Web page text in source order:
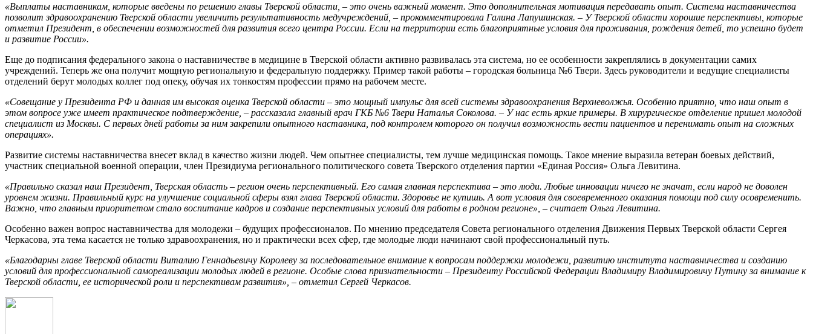
«Выплаты наставникам, которые введены по решению главы Тверской области, – это очень важный момент. Это дополнительная мотивация передавать опыт. Система наставничества
позволит здравоохранению Тверской области увеличить результативность медучреждений, – прокомментировала Галина Лапушинская. – У Тверской области хорошие перспективы, которые
отметил Президент, в обеспечении возможностей для развития всего центра России. Если на территории есть благоприятные условия для проживания, рождения детей, то успешно будет
и развитие России».
Еще до подписания федерального закона о наставничестве в медицине в Тверской области активно развивалась эта система, но ее особенности закреплялись в документации самих
учреждений. Теперь же она получит мощную региональную и федеральную поддержку. Пример такой работы – городская больница №6 Твери. Здесь руководители и ведущие специалисты
отделений берут молодых коллег под опеку, обучая их тонкостям профессии прямо на рабочем месте.
«Совещание у Президента РФ и данная им высокая оценка Тверской области – это мощный импульс для всей системы здравоохранения Верхневолжья. Особенно приятно, что наш опыт в
этом вопросе уже имеет практическое подтверждение, – рассказала главный врач ГКБ №6 Твери Наталья Соколова. – У нас есть яркие примеры. В хирургическое отделение пришел молодой
специалист из Москвы. С первых дней работы за ним закрепили опытного наставника, под контролем которого он получил возможность вести пациентов и перенимать опыт на сложных
операциях».
Развитие системы наставничества внесет вклад в качество жизни людей. Чем опытнее специалисты, тем лучше медицинская помощь. Такое мнение выразила ветеран боевых действий,
участник специальной военной операции, член Президиума регионального политического совета Тверского отделения партии «Единая Россия» Ольга Левитина.
«Правильно сказал наш Президент, Тверская область – регион очень перспективный. Его самая главная перспектива – это люди. Любые инновации ничего не значат, если народ не доволен
уровнем жизни. Правильный курс на улучшение социальной сферы взял глава Тверской области. Здоровье не купишь. А вот условия для своевременного оказания помощи под силу осовременить.
Важно, что главным приоритетом стало воспитание кадров и создание перспективных условий для работы в родном регионе», – считает Ольга Левитина.
Особенно важен вопрос наставничества для молодежи – будущих профессионалов. По мнению председателя Совета регионального отделения Движения Первых Тверской области Сергея
Черкасова, эта тема касается не только здравоохранения, но и практически всех сфер, где молодые люди начинают свой профессиональный путь.
«Благодарны главе Тверской области Виталию Геннадьевичу Королеву за последовательное внимание к вопросам поддержки молодежи, развитию института наставничества и созданию
условий для профессиональной самореализации молодых людей в регионе. Особые слова признательности – Президенту Российской Федерации Владимиру Владимировичу Путину за внимание к
Тверской области, ее исторической роли и перспективам развития», – отметил Сергей Черкасов.